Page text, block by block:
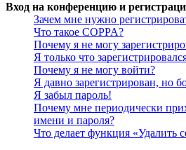
Вход на конференцию и
Зачем мне нужно
Что такое COPPA?
Почему я не могу
Я только что
Почему я не могу войти?
Я давно зарегистрирован, но
Я забыл пароль!
Почему мне периодически
имени и пароля?
Что делает функция «Удалить